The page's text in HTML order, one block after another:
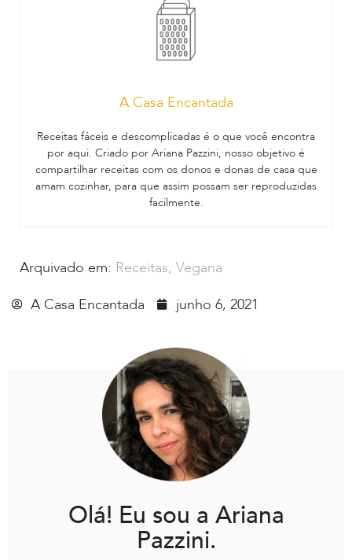
A Casa Encantada
Receitas fáceis e descomplicadas é o que você encontra
por aqui. Criado por Ariana Pazzini, nosso objetivo é
compartilhar receitas com os donos e donas de casa que
amam cozinhar, para que assim possam ser reproduzidas
facilmente.
Arquivado em: Receitas, Vegana
A Casa Encantada
junho 6, 2021
Olá! Eu sou a Ariana
Pazzini.